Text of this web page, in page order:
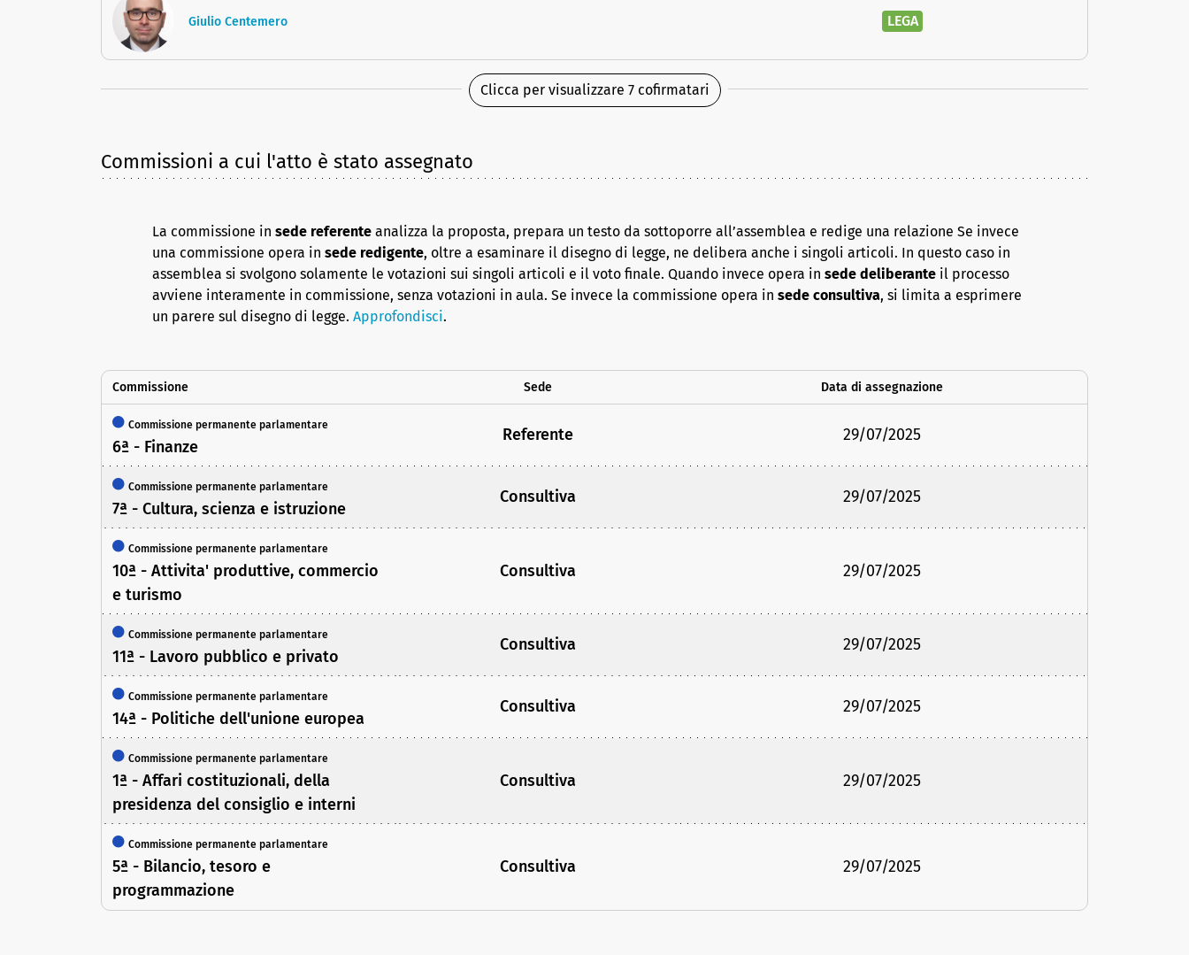
Giulio Centemero LEGA
Clicca per visualizzare 7 cofirmatari
Commissioni a cui l'atto è stato assegnato
La commissione in sede referente analizza la proposta, prepara un testo da sottoporre all’assemblea e redige una relazione Se invece
una commissione opera in sede redigente, oltre a esaminare il disegno di legge, ne delibera anche i singoli articoli. In questo caso in
assemblea si svolgono solamente le votazioni sui singoli articoli e il voto finale. Quando invece opera in sede deliberante il processo
avviene interamente in commissione, senza votazioni in aula. Se invece la commissione opera in sede consultiva, si limita a esprimere
un parere sul disegno di legge. Approfondisci.
Commissione Sede Data di assegnazione
Commissione permanente parlamentare
6ª - Finanze
Referente 29/07/2025
Commissione permanente parlamentare
7ª - Cultura, scienza e istruzione
Consultiva 29/07/2025
Commissione permanente parlamentare
10ª - Attivita' produttive, commercio
e turismo
Consultiva 29/07/2025
Commissione permanente parlamentare
11ª - Lavoro pubblico e privato
Consultiva 29/07/2025
Commissione permanente parlamentare
14ª - Politiche dell'unione europea
Consultiva 29/07/2025
Commissione permanente parlamentare
1ª - Affari costituzionali, della
presidenza del consiglio e interni
Consultiva 29/07/2025
Commissione permanente parlamentare
5ª - Bilancio, tesoro e
programmazione
Consultiva 29/07/2025